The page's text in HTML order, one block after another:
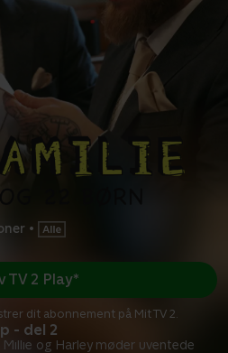
•
- del 2
og Harley møder uventede
TV 2 Play*
dit abonnement på Mit TV 2.